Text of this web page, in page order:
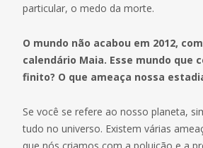
particular, o medo da morte.
O mundo não acabou em 2012,
calendário Maia. Esse mundo que
finito? O que ameaça nossa
Se você se refere ao nosso planeta,
tudo no universo. Existem várias